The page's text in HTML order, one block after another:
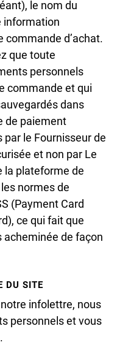
;
le nom du
information
commande d’achat.
que toute
personnels
commande et qui
dans
de paiement
le Fournisseur de
et non par Le
la plateforme de
normes de
(Payment Card
ce qui fait que
de façon
DU SITE
infolettre, nous
personnels et vous